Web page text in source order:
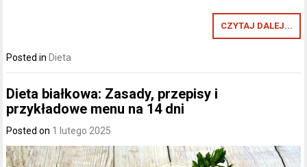
CZYTAJ DALEJ...
Posted in Dieta
Dieta białkowa: Zasady, przepisy i
przykładowe menu na 14 dni
Posted on 1 lutego 2025